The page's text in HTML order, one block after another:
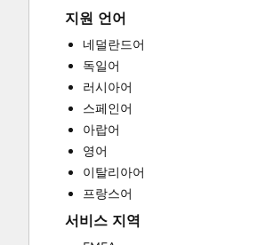
Paid Advertising
Public Relations
Sales and Marketing Alignment
Sales Coaching and Training
Sales Enablement
Search Engine Optimization
Social Media
Video Production
Website Design
Website Development
Website Migration
지원 언어
네덜란드어
독일어
러시아어
스페인어
아랍어
영어
이탈리아어
프랑스어
서비스 지역